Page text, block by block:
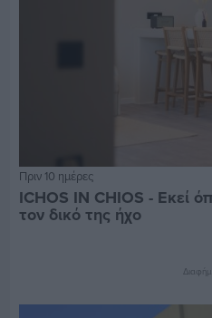
Πριν 10 ημέρες
ICHOS IN CHIOS - Εκεί
τον δικό της ήχο